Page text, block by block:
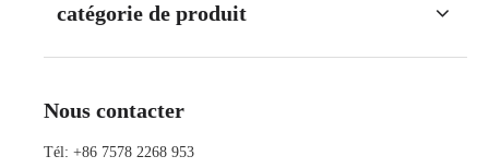
catégorie de produit
Nous contacter
Tél: +86 7578 2268 953